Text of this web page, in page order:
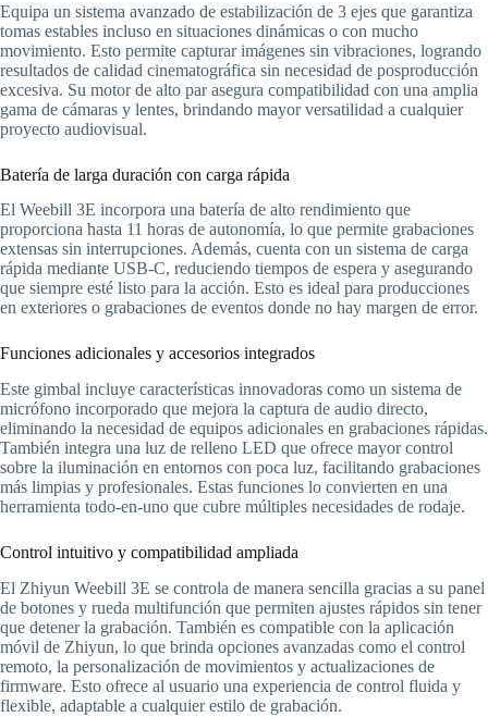
Equipa un sistema avanzado de estabilización de 3 ejes que garantiza
tomas estables incluso en situaciones dinámicas o con mucho
movimiento. Esto permite capturar imágenes sin vibraciones, logrando
resultados de calidad cinematográfica sin necesidad de posproducción
excesiva. Su motor de alto par asegura compatibilidad con una amplia
gama de cámaras y lentes, brindando mayor versatilidad a cualquier
proyecto audiovisual.
Batería de larga duración con carga rápida
El Weebill 3E incorpora una batería de alto rendimiento que
proporciona hasta 11 horas de autonomía, lo que permite grabaciones
extensas sin interrupciones. Además, cuenta con un sistema de carga
rápida mediante USB-C, reduciendo tiempos de espera y asegurando
que siempre esté listo para la acción. Esto es ideal para producciones
en exteriores o grabaciones de eventos donde no hay margen de error.
Funciones adicionales y accesorios integrados
Este gimbal incluye características innovadoras como un sistema de
micrófono incorporado que mejora la captura de audio directo,
eliminando la necesidad de equipos adicionales en grabaciones rápidas.
También integra una luz de relleno LED que ofrece mayor control
sobre la iluminación en entornos con poca luz, facilitando grabaciones
más limpias y profesionales. Estas funciones lo convierten en una
herramienta todo-en-uno que cubre múltiples necesidades de rodaje.
Control intuitivo y compatibilidad ampliada
El Zhiyun Weebill 3E se controla de manera sencilla gracias a su panel
de botones y rueda multifunción que permiten ajustes rápidos sin tener
que detener la grabación. También es compatible con la aplicación
móvil de Zhiyun, lo que brinda opciones avanzadas como el control
remoto, la personalización de movimientos y actualizaciones de
firmware. Esto ofrece al usuario una experiencia de control fluida y
flexible, adaptable a cualquier estilo de grabación.